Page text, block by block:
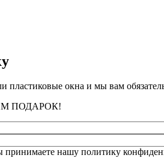
пластиковые окна и мы вам
ПОДАРОК!
принимаете нашу политику